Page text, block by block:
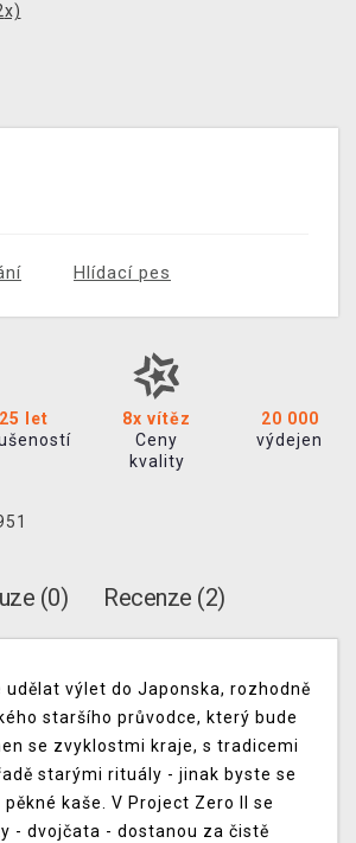
x)
Hlídací pes
25 let
8x vítěz
Ceny
kvality
20 000
výdejen
(0) Recenze (2)
udělat výlet do Japonska, rozhodně
staršího průvodce, který bude
se zvyklostmi kraje, s tradicemi
starými rituály - jinak byste se
kaše. V Project Zero II se
- dvojčata - dostanou za čistě